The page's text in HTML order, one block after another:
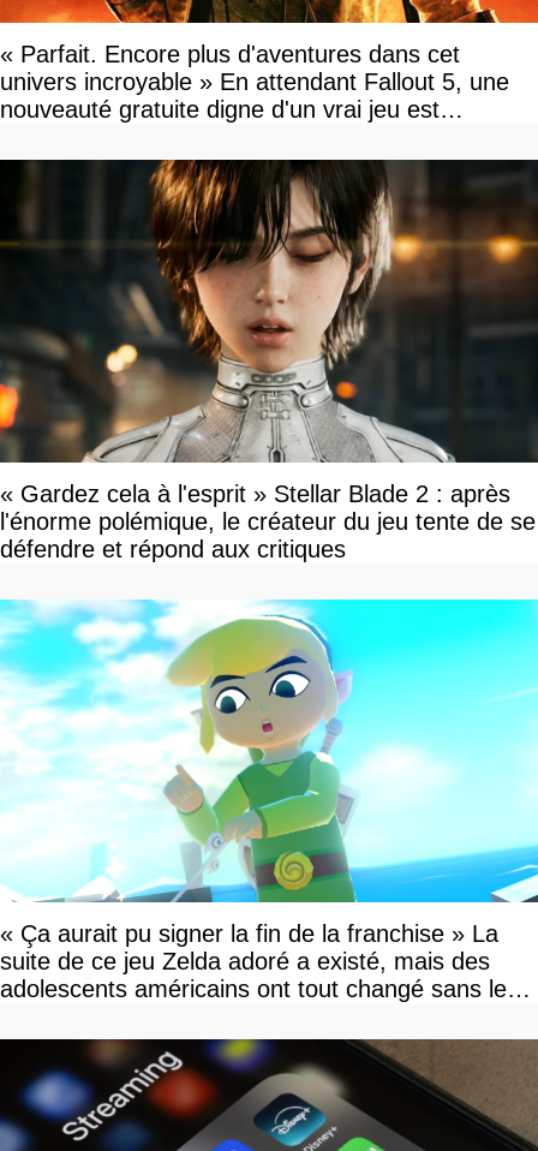
« Parfait. Encore plus d'aventures dans cet
univers incroyable » En attendant Fallout 5, une
nouveauté gratuite digne d'un vrai jeu est
« Gardez cela à l'esprit » Stellar Blade 2 : après
l'énorme polémique, le créateur du jeu tente de se
défendre et répond aux critiques
« Ça aurait pu signer la fin de la franchise » La
suite de ce jeu Zelda adoré a existé, mais des
adolescents américains ont tout changé sans le